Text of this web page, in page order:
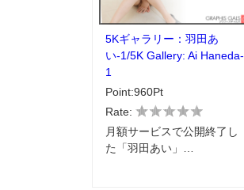
5Kギャラリー：羽田あ
い-1/5K Gallery: Ai Haneda-
1
Point:960Pt
Rate:
月額サービスで公開終了し
た「羽田あい」…